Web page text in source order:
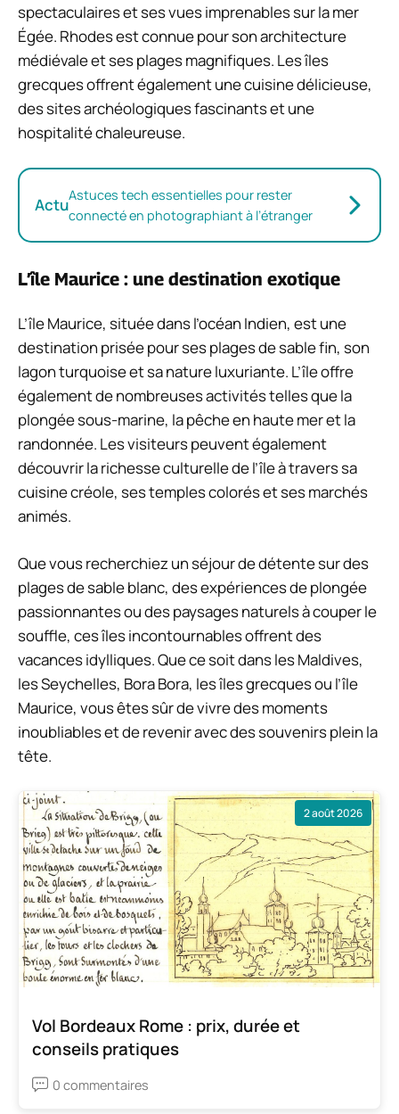
spectaculaires et ses vues imprenables sur la mer
Égée. Rhodes est connue pour son architecture
médiévale et ses plages magnifiques. Les îles
grecques offrent également une cuisine délicieuse,
des sites archéologiques fascinants et une
hospitalité chaleureuse.
ActuAstuces tech essentielles pour rester
connecté en photographiant à l’étranger
L’île Maurice : une destination exotique
L’île Maurice, située dans l’océan Indien, est une
destination prisée pour ses plages de sable fin, son
lagon turquoise et sa nature luxuriante. L’île offre
également de nombreuses activités telles que la
plongée sous-marine, la pêche en haute mer et la
randonnée. Les visiteurs peuvent également
découvrir la richesse culturelle de l’île à travers sa
cuisine créole, ses temples colorés et ses marchés
animés.
Que vous recherchiez un séjour de détente sur des
plages de sable blanc, des expériences de plongée
passionnantes ou des paysages naturels à couper le
souffle, ces îles incontournables offrent des
vacances idylliques. Que ce soit dans les Maldives,
les Seychelles, Bora Bora, les îles grecques ou l’île
Maurice, vous êtes sûr de vivre des moments
inoubliables et de revenir avec des souvenirs plein la
tête.
2 août 2026
Vol Bordeaux Rome : prix, durée et
conseils pratiques
0 commentaires